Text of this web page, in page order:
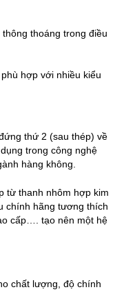
thoáng trong điều
hợp với nhiều kiểu
thứ 2 (sau thép) về
trong công nghệ
hàng không.
từ thanh nhôm hợp kim
chính hãng tương thích
cấp…. tạo nên một hệ
chất lượng, độ chính